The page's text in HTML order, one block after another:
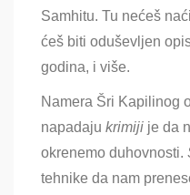
Samhitu. Tu nećeš
ćeš biti oduševljen
godina, i više.
Namera Šri Kapilinog
napadaju krimiji je da
okrenemo duhovnosti.
tehnike da nam